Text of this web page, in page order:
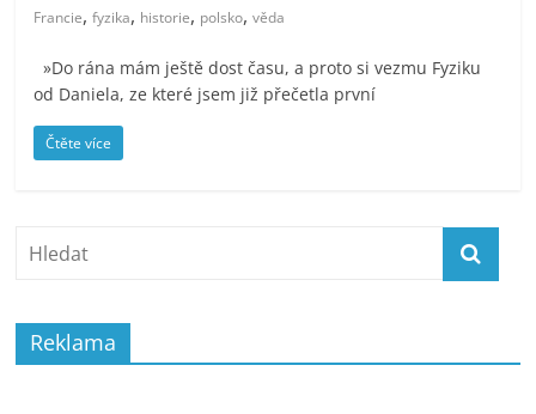
Francie,fyzika, historie, polsko,věda
»Do rána mám ještě dost času, a proto si vezmu Fyziku
od Daniela, ze které jsem již přečetla první
Čtěte více
Reklama